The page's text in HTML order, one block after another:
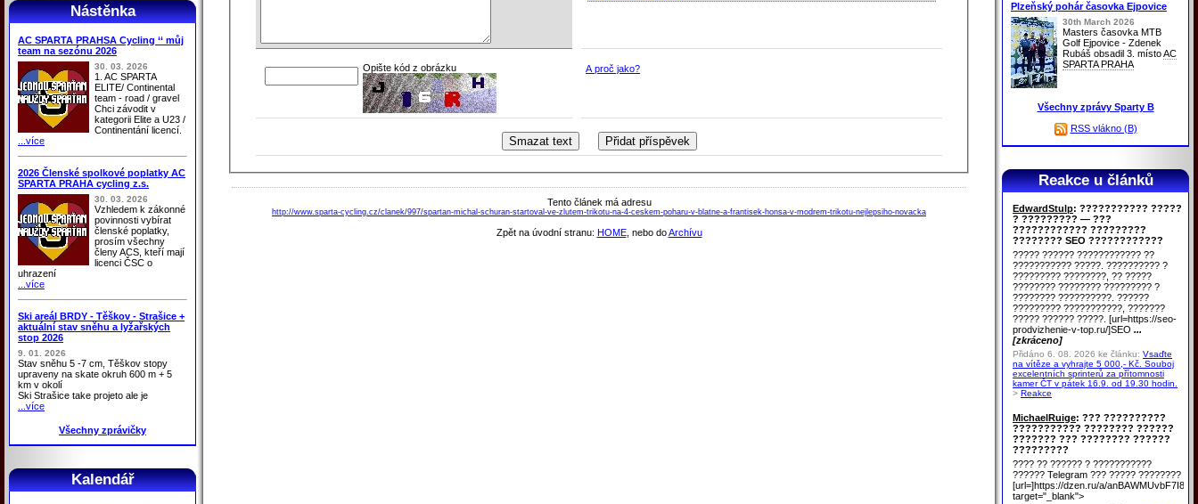
Nástěnka
AC SPARTA PRAHSA Cycling ‘‘ můj
team na sezónu 2026
30. 03. 2026
1. AC SPARTA
ELITE/ Continental
team - road / gravel
Chci závodit v
kategorii Elite a U23 /
Continentání licencí.
...více
2026 Členské spolkové poplatky AC
SPARTA PRAHA cycling z.s.
30. 03. 2026
Vzhledem k zákonné
povinnosti vybírat
členské poplatky,
prosím všechny
členy ACS, kteří mají
licenci ČSC o
uhrazení
...více
Ski areál BRDY - Těškov - Strašice +
aktuální stav sněhu a lyžařských
stop 2026
9. 01. 2026
Stav sněhu 5 -7 cm, Těškov stopy
upraveny na skate okruh 600 m + 5
km v okolí
Ski Strašice take projeto ale je
...více
Všechny zprávičky
Kalendář
Opište kód z obrázku A proč jako?
Tento článek má adresu
http://www.sparta-cycling.cz/clanek/997/spartan-michal-schuran-startoval-ve-zlutem-trikotu-na-4-ceskem-poharu-v-blatne-a-frantisek-honsa-v-modrem-trikotu-nejlepsiho-novacka
Zpět na úvodní stranu: HOME, nebo doArchívu
Plzeňský pohár časovka Ejpovice
30th March 2026
Masters časovka MTB
Golf Ejpovice - Zdenek
Rubáš obsadil 3. místoAC
SPARTA PRAHA
Všechny zprávy Sparty B
RSS vlákno (B)
Reakce u článků
EdwardStulp: ??????????? ?????
? ????????? — ???
???????????? ?????????
???????? SEO ????????????
????? ?????? ???????????? ??
??????????? ?????. ?????????? ?
????????? ????????, ?? ?????
???????? ???????? ????????? ?
???????? ??????????. ??????
????????? ???????????, ???????
????? ?????? ?????. [url=https://seo-
prodvizhenie-v-top.ru/]SEO ...
[zkráceno]
Přidáno 6. 08. 2026 ke článku: Vsaďte
na vítěze a vyhrajte 5 000,- Kč. Souboj
excelentních sprinterů za přítomnosti
kamer ČT v pátek 16.9. od 19.30 hodin.
> Reakce
MichaelRuige: ??? ??????????
??????????? ???????? ??????
??????? ??? ???????? ??????
?????????
???? ?? ?????? ? ???????????
?????? Telegram ??? ????? ????????
[url=]https://dzen.ru/a/
target="_blank">